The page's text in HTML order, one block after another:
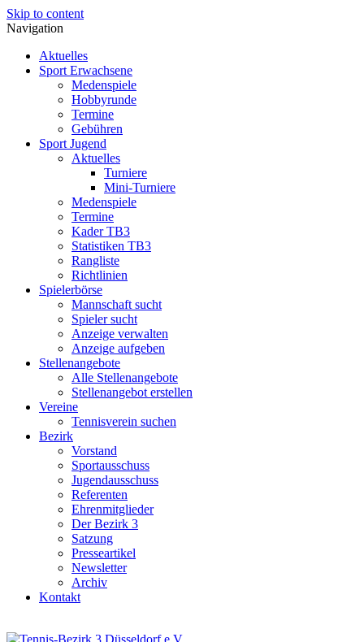
Skip to content
Navigation
Aktuelles
Sport Erwachsene
Medenspiele
Hobbyrunde
Termine
Gebühren
Sport Jugend
Aktuelles
Turniere
Mini-Turniere
Medenspiele
Termine
Kader TB3
Statistiken TB3
Rangliste
Richtlinien
Spielerbörse
Mannschaft sucht
Spieler sucht
Anzeige verwalten
Anzeige aufgeben
Stellenangebote
Alle Stellenangebote
Stellenangebot erstellen
Vereine
Tennisverein suchen
Bezirk
Vorstand
Sportausschuss
Jugendausschuss
Referenten
Ehrenmitglieder
Der Bezirk 3
Satzung
Presseartikel
Newsletter
Archiv
Kontakt